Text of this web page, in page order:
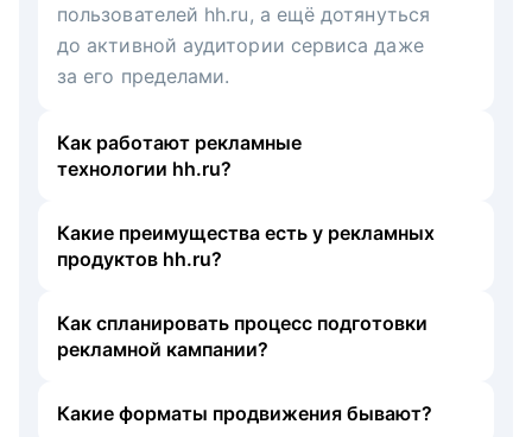
пользователей hh.ru, а ещё дотянуться
до активной аудитории сервиса даже
за его пределами.
Как работают рекламные
технологии hh.ru?
Какие преимущества есть у рекламных
продуктов hh.ru?
Как спланировать процесс подготовки
рекламной кампании?
Какие форматы продвижения бывают?